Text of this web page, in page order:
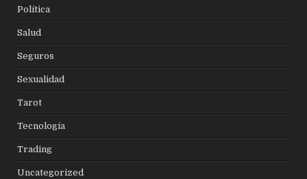
Política
Salud
Seguros
Sexualidad
Tarot
Tecnología
Trading
Uncategorized